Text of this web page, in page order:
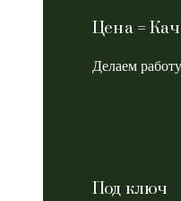
Цена =
Делаем
Под ключ